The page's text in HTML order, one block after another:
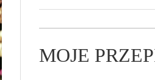
MOJE